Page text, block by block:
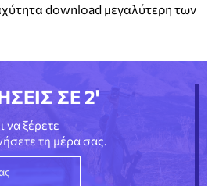
download μεγαλύτερη των
ΣΕ 2'
να ξέρετε
τη μέρα σας.